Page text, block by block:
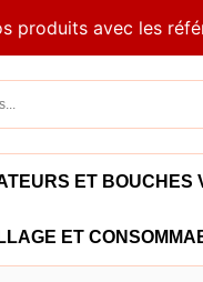
produits avec les
ET BOUCHES
ET